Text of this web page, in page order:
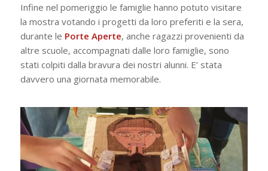
Infine nel pomeriggio le famiglie hanno potuto visitare
la mostra votando i progetti da loro preferiti e la sera,
durante le Porte Aperte, anche ragazzi provenienti da
altre scuole, accompagnati dalle loro famiglie, sono
stati colpiti dalla bravura dei nostri alunni. E’ stata
davvero una giornata memorabile.